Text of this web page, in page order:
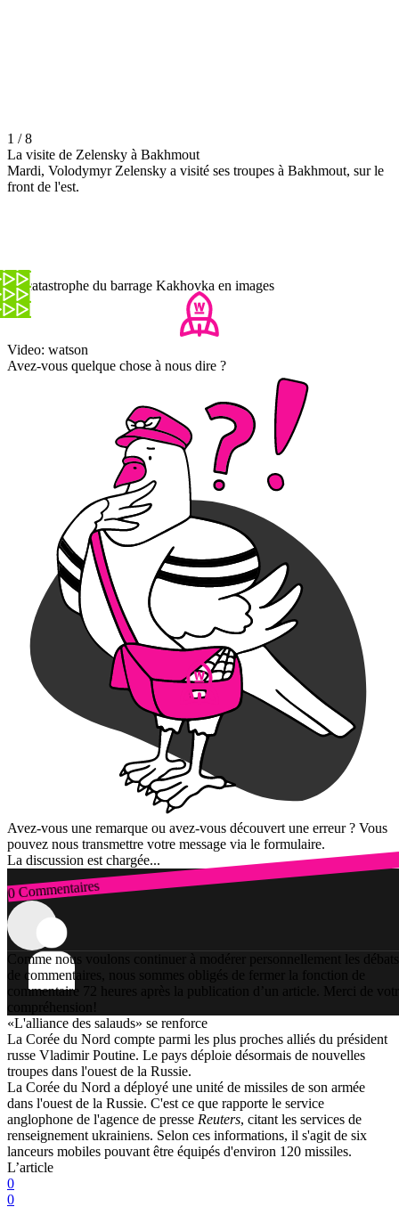
1 / 8
La visite de Zelensky à Bakhmout
Mardi, Volodymyr Zelensky a visité ses troupes à Bakhmout, sur le
front de l'est.
La catastrophe du barrage Kakhovka en images
Video: watson
Avez-vous quelque chose à nous dire ?
Avez-vous une remarque ou avez-vous découvert une erreur ? Vous
pouvez nous transmettre votre message via le formulaire.
La discussion est chargée...
0 Commentaires
Connexion
Comme nous voulons continuer à modérer personnellement les débats
de commentaires, nous sommes obligés de fermer la fonction de
commentaire 72 heures après la publication d’un article. Merci de
compréhension!
«L'alliance des salauds» se renforce
La Corée du Nord compte parmi les plus proches alliés du président
russe Vladimir Poutine. Le pays déploie désormais de nouvelles
troupes dans l'ouest de la Russie.
La Corée du Nord a déployé une unité de missiles de son armée
dans l'ouest de la Russie. C'est ce que rapporte le service
anglophone de l'agence de presse Reuters, citant les services de
renseignement ukrainiens. Selon ces informations, il s'agit de six
lanceurs mobiles pouvant être équipés d'environ 120 missiles.
L’article
0
0